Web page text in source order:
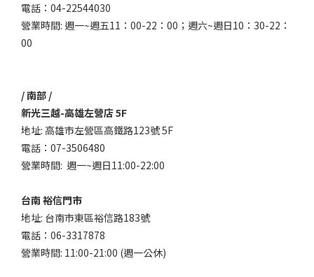
電話：04-22544030
營業時間: 週一~週五11：00-22：00；週六~週日10：30-22：
00
/ 南部 /
新光三越-高雄左營店 5F
地址: 高雄市左營區高鐵路123號 5F
電話：07-3506480
營業時間: 週一~週日11:00-22:00
台南 裕信門市
地址: 台南市東區裕信路183號
電話：06-3317878
營業時間: 11:00-21:00 (週一公休)